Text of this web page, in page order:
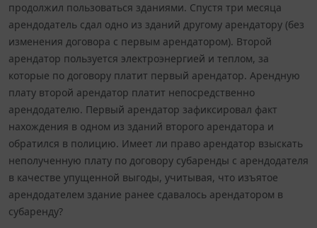
продолжил пользоваться зданиями. Спустя три месяца
арендодатель сдал одно из зданий другому арендатору (без
изменения договора с первым арендатором). Второй
арендатор пользуется электроэнергией и теплом, за
которые по договору платит первый арендатор. Арендную
плату второй арендатор платит непосредственно
арендодателю. Первый арендатор зафиксировал факт
нахождения в одном из зданий второго арендатора и
обратился в полицию. Имеет ли право арендатор взыскать
неполученную плату по договору субаренды с арендодателя
в качестве упущенной выгоды, учитывая, что изъятое
арендодателем здание ранее сдавалось арендатором в
субаренду?